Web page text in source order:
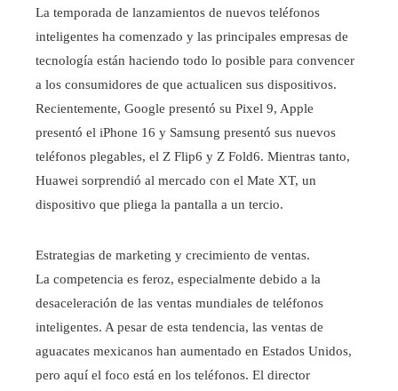
La temporada de lanzamientos de nuevos teléfonos
inteligentes ha comenzado y las principales empresas de
tecnología están haciendo todo lo posible para convencer
a los consumidores de que actualicen sus dispositivos.
Recientemente, Google presentó su Pixel 9, Apple
presentó el iPhone 16 y Samsung presentó sus nuevos
teléfonos plegables, el Z Flip6 y Z Fold6. Mientras tanto,
Huawei sorprendió al mercado con el Mate XT, un
dispositivo que pliega la pantalla a un tercio.
Estrategias de marketing y crecimiento de ventas.
La competencia es feroz, especialmente debido a la
desaceleración de las ventas mundiales de teléfonos
inteligentes. A pesar de esta tendencia, las ventas de
aguacates mexicanos han aumentado en Estados Unidos,
pero aquí el foco está en los teléfonos. El director